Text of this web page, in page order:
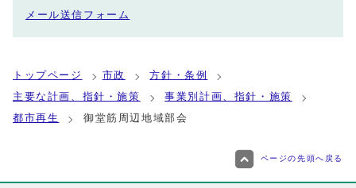
メール送信フォーム
トップページ 市政
方針・条例
主要な計画、指針・施策
事業別計画、指針・施策
都市再生
御堂筋周辺地域部会
ページの先頭へ戻る